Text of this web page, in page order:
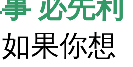
必先利
果你想